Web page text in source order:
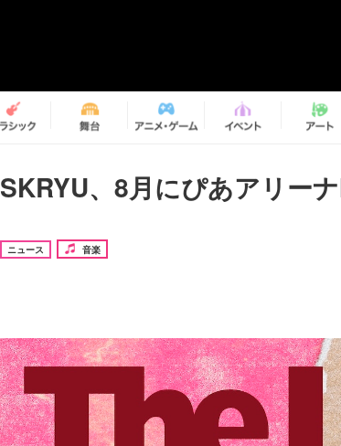
SKRYU、8月にぴあアリー
ニュース 音楽